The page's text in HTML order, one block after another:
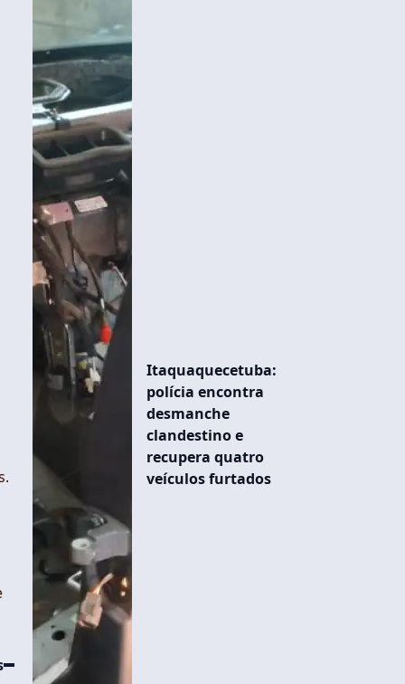
Itaquaquecetuba:
polícia encontra
desmanche
clandestino e
recupera quatro
veículos furtados